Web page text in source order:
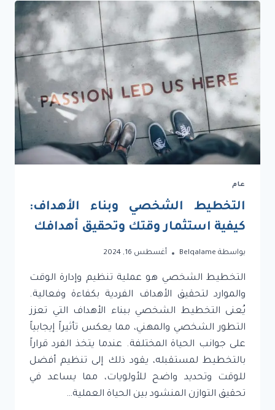
المذاكرة
لساعات؟
4
أسباب
صادمة
وراء
“تبخر”
الذاكرة
عام
التخطيط الشخصي وبناء الأهداف:
كيفية استثمار وقتك وتحقيق أهدافك
بواسطة Belqalame أغسطس 16, 2024
التخطيط الشخصي هو عملية تنظيم وإدارة الوقت
والموارد لتحقيق الأهداف الفردية بكفاءة وفعالية.
يُعنى التخطيط الشخصي ببناء الأهداف التي تعزز
التطور الشخصي والمهني، مما يعكس تأثيراً إيجابياً
على جوانب الحياة المختلفة. عندما يتخذ الفرد قراراً
بالتخطيط لمستقبله، يقود ذلك إلى تنظيم أفضل
للوقت وتحديد واضح للأولويات، مما يساعد في
تحقيق التوازن المنشود بين الحياة العملية…